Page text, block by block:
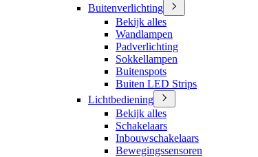
Buitenverlichting
Bekijk alles
Wandlampen
Padverlichting
Sokkellampen
Buitenspots
Buiten LED Strips
Lichtbediening
Bekijk alles
Schakelaars
Inbouwschakelaars
Bewegingssensoren